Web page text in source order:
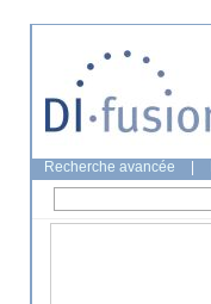
Recherche avancée